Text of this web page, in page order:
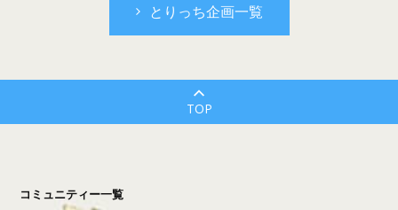
とりっち企画一覧
TOP
コミュニティー一覧